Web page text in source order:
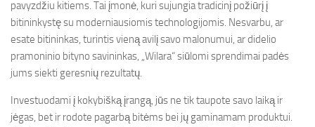
pavyzdžiu kitiems. Tai įmonė, kuri sujungia tradicinį požiūrį į
bitininkystę su moderniausiomis technologijomis. Nesvarbu, ar
esate bitininkas, turintis vieną avilį savo malonumui, ar didelio
pramoninio bityno savininkas, „Wilara“ siūlomi sprendimai padės
jums siekti geresnių rezultatų.
Investuodami į kokybišką įrangą, jūs ne tik taupote savo laiką ir
jėgas, bet ir rodote pagarbą bitėms bei jų gaminamam produktui.